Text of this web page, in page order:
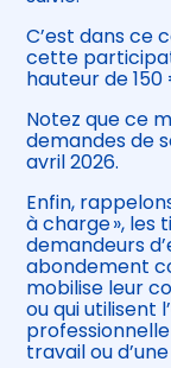
C’est dans ce
cette
hauteur de 150
Notez que ce
demandes de
avril 2026.
Enfin,
à charge », les
demandeurs
abondement
mobilise leur
ou qui utilisent
travail ou